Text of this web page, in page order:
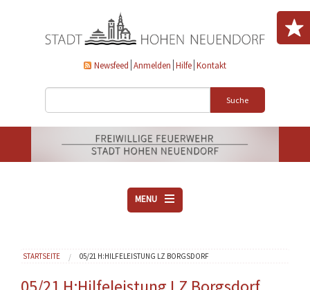
Newsfeed Anmelden Hilfe Kontakt
Suche
MENU
VEREINE
AKTUELLES
Sie sind hier
STARTSEITE 05/21 H:HILFELEISTUNG LZ BORGSDORF